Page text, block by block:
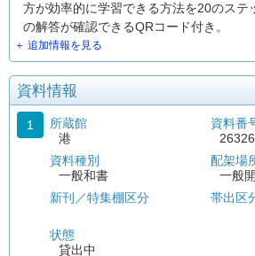
方が効率的に学習できる方法を20のステ
の解答が確認できるQRコード付き。
＋ 追加情報を見る
資料情報
1
所蔵館
港
資料種別
一般和書
新刊／特集棚区分
状態
貸出中
資料番
配架場
一般
帯出区